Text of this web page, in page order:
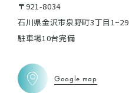
〒921-8034
石川県金沢市泉野町3丁目1−29
駐車場10台完備
Google map